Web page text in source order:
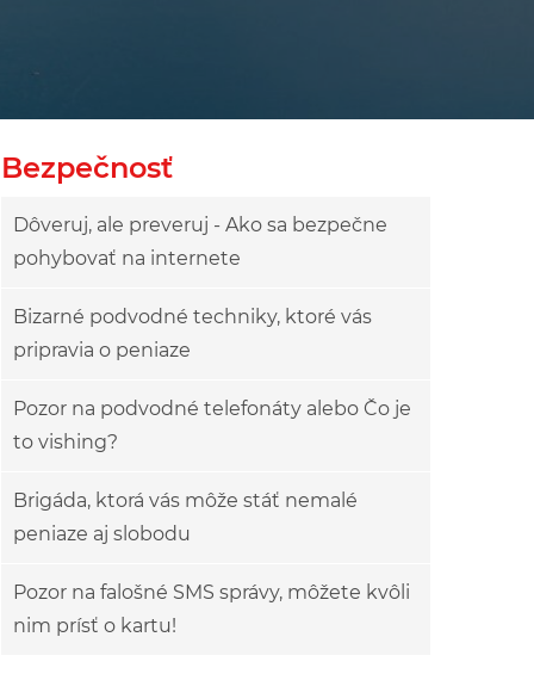
Bezpečnosť
Dôveruj, ale preveruj - Ako sa bezpečne
pohybovať na internete
Bizarné podvodné techniky, ktoré vás
pripravia o peniaze
Pozor na podvodné telefonáty alebo Čo je
to vishing?
Brigáda, ktorá vás môže stáť nemalé
peniaze aj slobodu
Pozor na falošné SMS správy, môžete kvôli
nim prísť o kartu!